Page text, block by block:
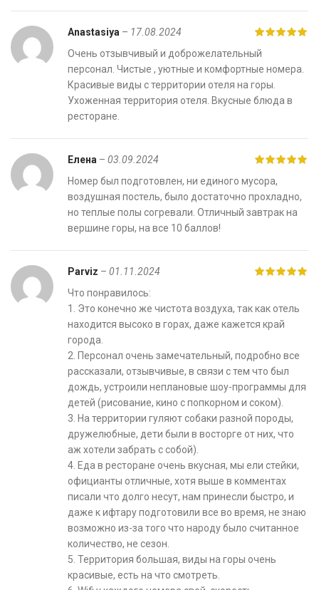
Anastasiya – 17.08.2024
Очень отзывчивый и доброжелательный
персонал. Чистые , уютные и комфортные номера.
Красивые виды с территории отеля на горы.
Ухоженная территория отеля. Вкусные блюда в
ресторане.
Елена – 03.09.2024
Номер был подготовлен, ни единого мусора,
воздушная постель, было достаточно прохладно,
но теплые полы согревали. Отличный завтрак на
вершине горы, на все 10 баллов!
Parviz – 01.11.2024
Что понравилось:
1. Это конечно же чистота воздуха, так как отель
находится высоко в горах, даже кажется край
города.
2. Персонал очень замечательный, подробно все
рассказали, отзывчивые, в связи с тем что был
дождь, устроили неплановые шоу-программы для
детей (рисование, кино с попкорном и соком).
3. На территории гуляют собаки разной породы,
дружелюбные, дети были в восторге от них, что
аж хотели забрать с собой).
4. Еда в ресторане очень вкусная, мы ели стейки,
официанты отличные, хотя выше в комментах
писали что долго несут, нам принесли быстро, и
даже к ифтару подготовили все во время, не знаю
возможно из-за того что народу было считанное
количество, не сезон.
5. Территория большая, виды на горы очень
красивые, есть на что смотреть.